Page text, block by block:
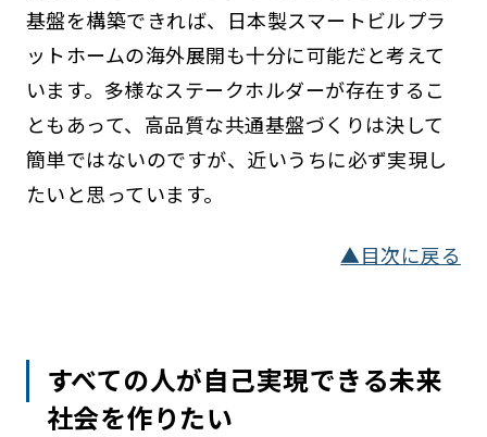
基盤を構築できれば、日本製スマートビルプラ
ットホームの海外展開も十分に可能だと考えて
います。多様なステークホルダーが存在するこ
ともあって、高品質な共通基盤づくりは決して
簡単ではないのですが、近いうちに必ず実現し
たいと思っています。
▲目次に戻る
すべての人が自己実現できる未来
社会を作りたい